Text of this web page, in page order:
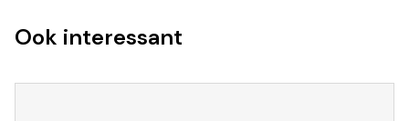
Ook interessant